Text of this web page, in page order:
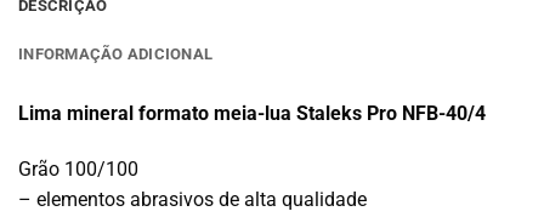
DESCRIÇÃO
INFORMAÇÃO ADICIONAL
Lima mineral formato meia-lua Staleks Pro NFB-40/4
Grão 100/100
– elementos abrasivos de alta qualidade